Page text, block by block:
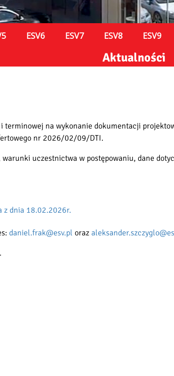
ESV6 ESV7 ESV8 ESV9
Aktualności
i terminowej na wykonanie dokumentacji
nr 2026/02/09/DTI.
uczestnictwa w postępowaniu, dane
z dnia 18.02.2026r.
daniel.frak@esv.pl oraz
.